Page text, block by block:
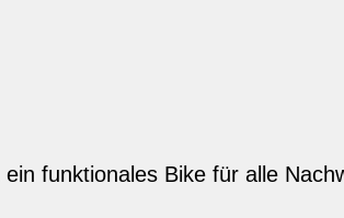
funktionales Bike für alle